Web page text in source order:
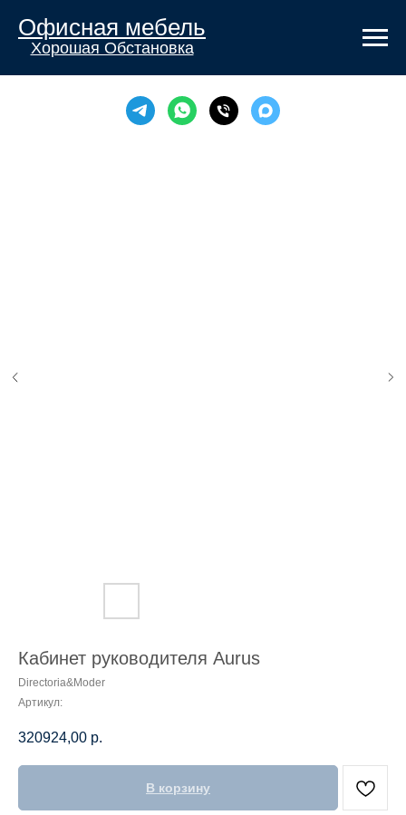
Офисная мебель
Хорошая Обстановка
Кабинет руководителя Aurus
Directoria&Moder
Артикул:
320924,00 р.
В корзину